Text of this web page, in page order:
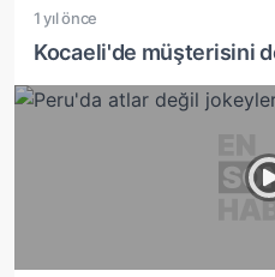
1 yıl önce
Kocaeli'de müşterisini